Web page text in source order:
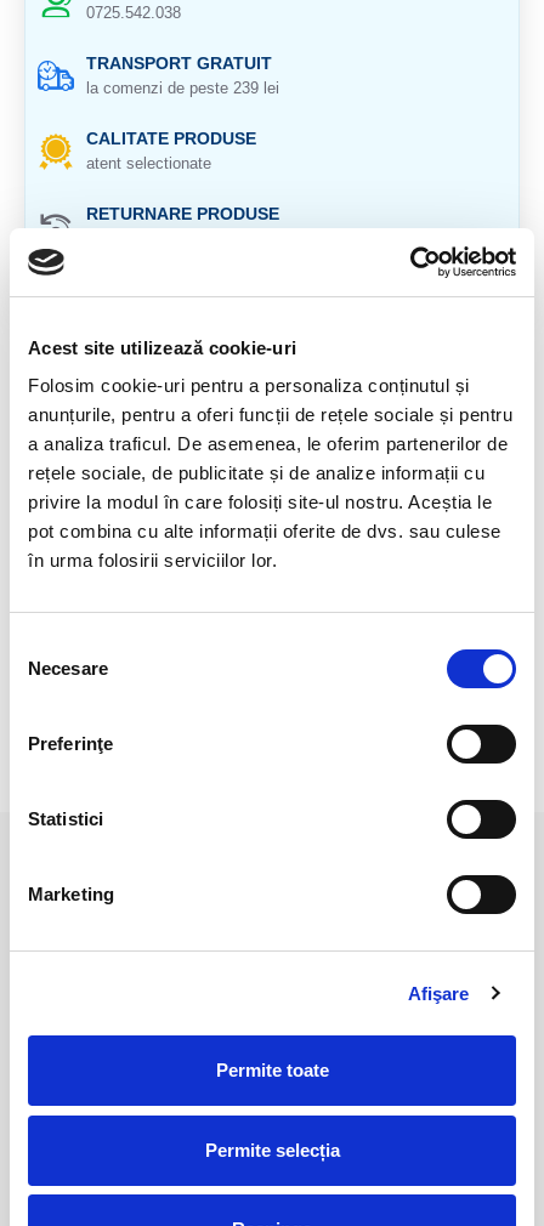
Acest site utilizează cookie-uri
Folosim cookie-uri pentru a personaliza conținutul și
anunțurile, pentru a oferi funcții de rețele sociale și pentru
a analiza traficul. De asemenea, le oferim partenerilor de
rețele sociale, de publicitate și de analize informații cu
privire la modul în care folosiți site-ul nostru. Aceștia le
pot combina cu alte informații oferite de dvs. sau culese
în urma folosirii serviciilor lor.
consimțământului
Necesare
Preferinţe
Statistici
Marketing
Afişare
Permite toate
Permite selecția
0725.542.038
TRANSPORT GRATUIT
la comenzi de peste 239 lei
CALITATE PRODUSE
atent selectionate
RETURNARE PRODUSE
Bratara cu pietre fatetate pe elastic.
Cristal natural 100 %.
Veti primi un produs asemanator cu produsul din imagine.
Dimensiuni aproximative piatra : 3,4 mm.
mobilului/tabletei/laptopului dumneavoastra.
rotund fatetat - 4,2 mm